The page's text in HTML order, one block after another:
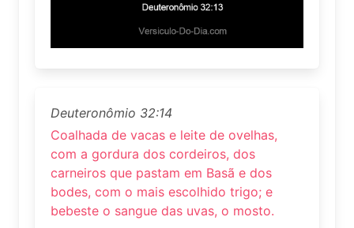
Deuteronômio 32:14
Coalhada de vacas e leite de ovelhas,
com a gordura dos cordeiros, dos
carneiros que pastam em Basã e dos
bodes, com o mais escolhido trigo; e
bebeste o sangue das uvas, o mosto.